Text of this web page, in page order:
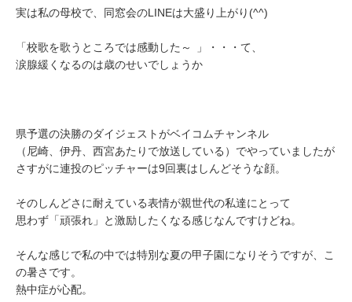
実は私の母校で、同窓会のLINEは大盛り上がり(^^)
「校歌を歌うところでは感動した～
」・・・て、
涙腺緩くなるのは歳のせいでしょうか
県予選の決勝のダイジェストがベイコムチャンネル
（尼崎、伊丹、西宮あたりで放送している）でやっていましたが
さすがに連投のピッチャーは9回裏はしんどそうな顔。
そのしんどさに耐えている表情が親世代の私達にとって
思わず「頑張れ」と激励したくなる感じなんですけどね。
そんな感じで私の中では特別な夏の甲子園になりそうですが、こ
の暑さです。
熱中症が心配。